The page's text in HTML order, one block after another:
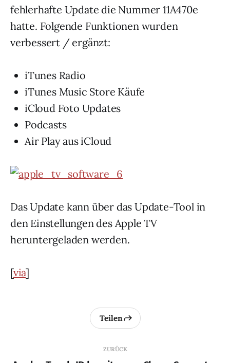
fehlerhafte Update die Nummer 11A470e
hatte. Folgende Funktionen wurden
verbessert / ergänzt:
iTunes Radio
iTunes Music Store Käufe
iCloud Foto Updates
Podcasts
Air Play aus iCloud
Das Update kann über das Update-Tool in
den Einstellungen des Apple TV
heruntergeladen werden.
[via]
ZURÜCK
Teilen